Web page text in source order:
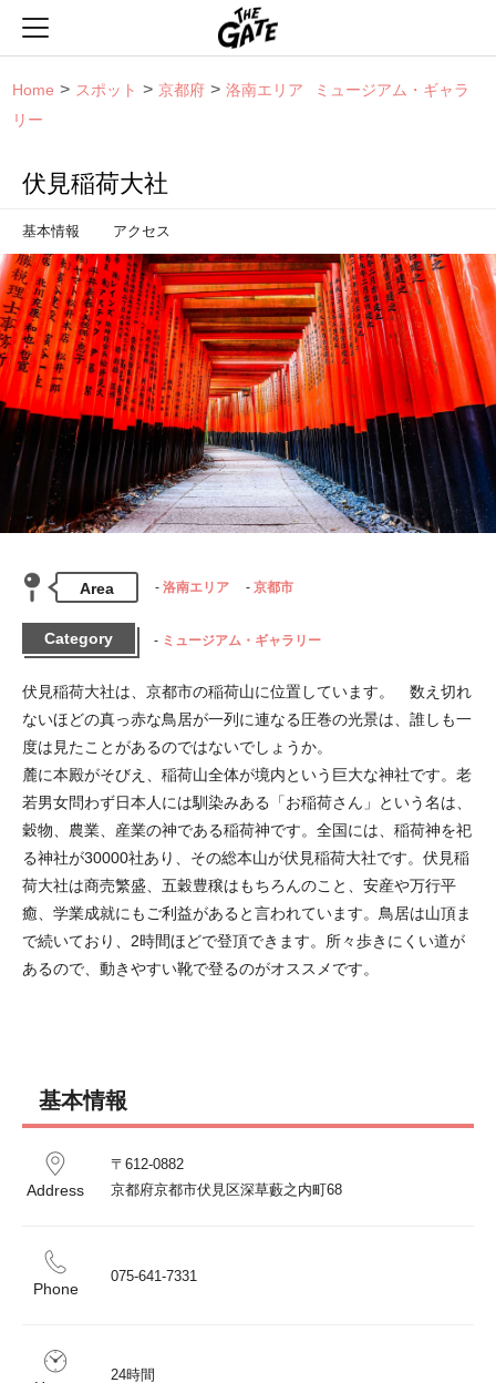
Home スポット 京都府 洛南エリア
ミュージアム・ギャラ
リー
伏見稲荷大社
基本情報 アクセス
Area 洛南エリア 京都市
Category ミュージアム・ギャラリー
伏見稲荷大社は、京都市の稲荷山に位置しています。　数え切れ
ないほどの真っ赤な鳥居が一列に連なる圧巻の光景は、誰しも一
度は見たことがあるのではないでしょうか。
麓に本殿がそびえ、稲荷山全体が境内という巨大な神社です。老
若男女問わず日本人には馴染みある「お稲荷さん」という名は、
穀物、農業、産業の神である稲荷神です。全国には、稲荷神を祀
る神社が30000社あり、その総本山が伏見稲荷大社です。伏見稲
荷大社は商売繁盛、五穀豊穣はもちろんのこと、安産や万行平
癒、学業成就にもご利益があると言われています。鳥居は山頂ま
で続いており、2時間ほどで登頂できます。所々歩きにくい道が
あるので、動きやすい靴で登るのがオススメです。
基本情報
Address
〒612-0882
京都府京都市伏見区深草藪之内町68
Phone
075-641-7331
24時間